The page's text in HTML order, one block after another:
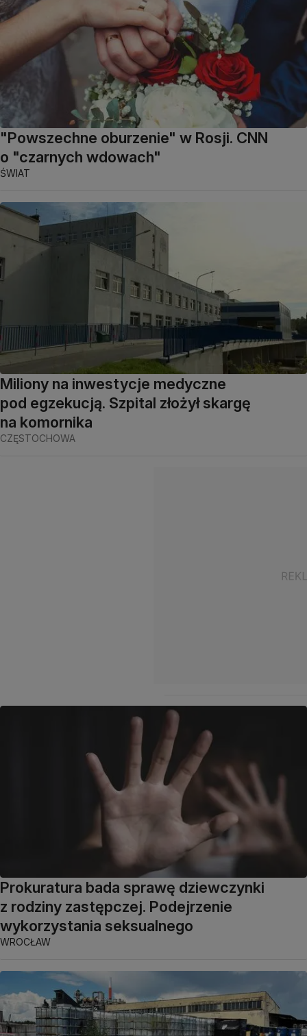
"Powszechne oburzenie" w Rosji. CNN
o "czarnych wdowach"
ŚWIAT
Miliony na inwestycje medyczne
pod egzekucją. Szpital złożył skargę
na komornika
CZĘSTOCHOWA
Prokuratura bada sprawę dziewczynki
z rodziny zastępczej. Podejrzenie
wykorzystania seksualnego
WROCŁAW